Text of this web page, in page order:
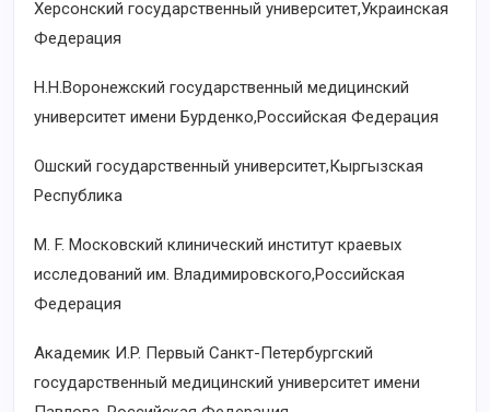
Херсонский государственный университет,Украинская
Федерация
H.H.Воронежский государственный медицинский
университет имени Бурденко,Российская Федерация
Ошский государственный университет,Кыргызская
Республика
M. F. Московский клинический институт краевых
исследований им. Владимировского,Российская
Федерация
Академик И.P. Первый Санкт-Петербургский
государственный медицинский университет имени